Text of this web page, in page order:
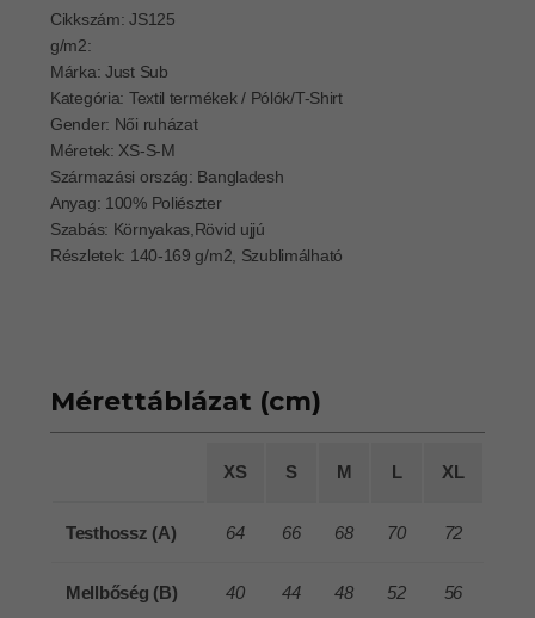
Cikkszám: JS125
g/m2:
Márka: Just Sub
Kategória: Textil termékek / Pólók/T-Shirt
Gender: Női ruházat
Méretek: XS-S-M
Származási ország: Bangladesh
Anyag: 100% Poliészter
Szabás: Környakas,Rövid ujjú
Részletek: 140-169 g/m2, Szublimálható
Mérettáblázat (cm)
XS S M L XL
Testhossz (A) 64 66 68 70 72
Mellbőség (B) 40 44 48 52 56